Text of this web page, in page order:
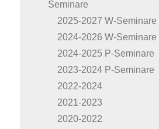
Seminare
2025-2027 W-Seminare
2024-2026 W-Seminare
2024-2025 P-Seminare
2023-2024 P-Seminare
2022-2024
2021-2023
2020-2022